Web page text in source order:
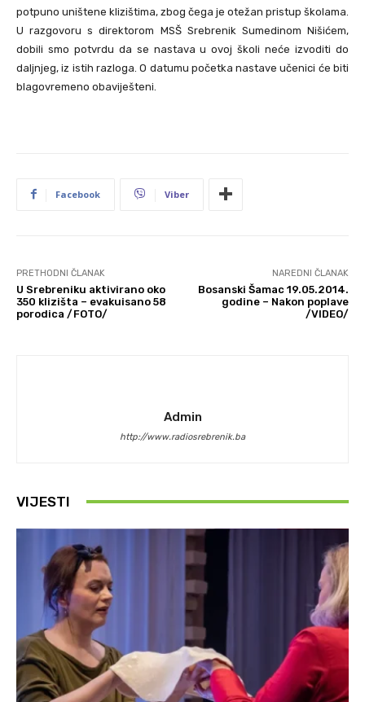
potpuno uništene klizištima, zbog čega je otežan pristup školama.
U razgovoru s direktorom MSŠ Srebrenik Sumedinom Nišićem,
dobili smo potvrdu da se nastava u ovoj školi neće izvoditi do
daljnjeg, iz istih razloga. O datumu početka nastave učenici će biti
blagovremeno obaviješteni.
Facebook Viber
PRETHODNI ČLANAK
U Srebreniku aktivirano oko
350 klizišta – evakuisano 58
porodica /FOTO/
NAREDNI ČLANAK
Bosanski Šamac 19.05.2014.
godine – Nakon poplave
/VIDEO/
Admin
http://www.radiosrebrenik.ba
VIJESTI